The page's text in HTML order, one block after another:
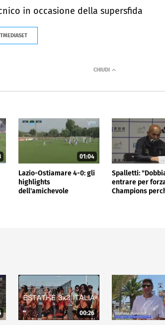
in occasione della supersfida
01:04
Lazio-Ostiamare 4-0: gli
highlights
dell'amichevole
Spalletti:
entrare per
Champions
00:26